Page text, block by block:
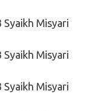
Misyari
Misyari
Misyari